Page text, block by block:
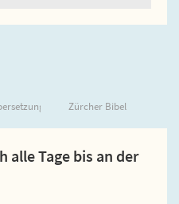
Zürcher Bibel
alle Tage bis an der